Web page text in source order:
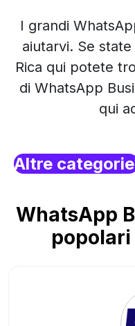
I grandi
aiutarvi. Se
Rica qui potete
di WhatsApp
qui
Altre
WhatsApp
popolari